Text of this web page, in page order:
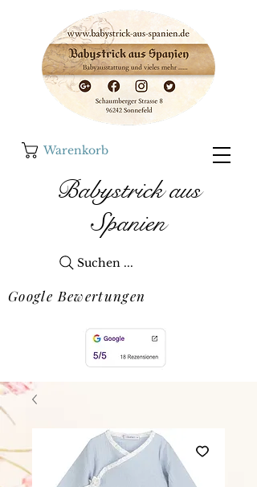
Warenkorb
Babystrick aus
Spanien
Suchen ...
Google Bewertungen